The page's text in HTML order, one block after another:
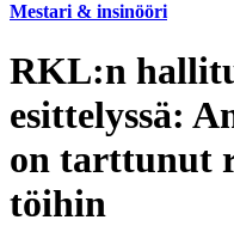
Mestari & insinööri
RKL:n
esittelyssä:
on tarttunut
töihin